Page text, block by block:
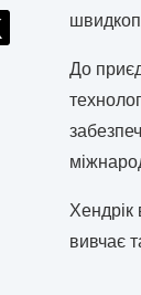
До
Хендрік
вивчає